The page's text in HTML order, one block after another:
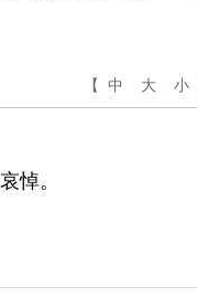
【 中 大 小
悼。